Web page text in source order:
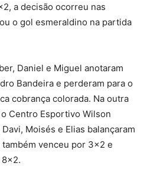
a decisão ocorreu nas
o gol esmeraldino na partida
Daniel e Miguel anotaram
Bandeira e perderam para o
cobrança colorada. Na outra
Centro Esportivo Wilson
Moisés e Elias balançaram
venceu por 3×2 e